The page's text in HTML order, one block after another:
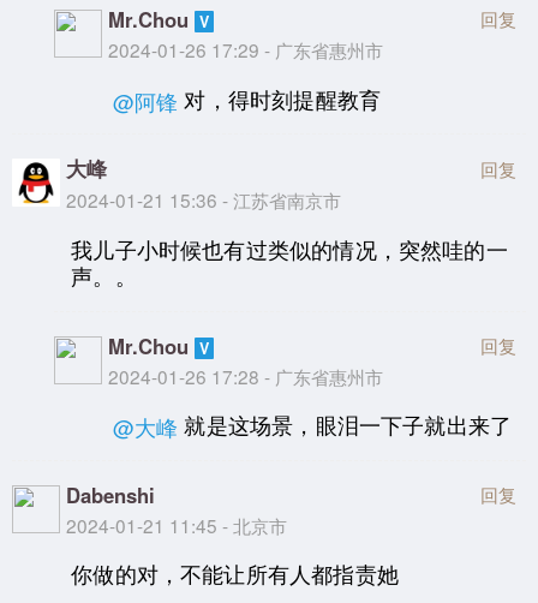
Mr.Chou
2024-01-26 17:29 - 广东省惠州市
回复
@阿锋 对，得时刻提醒教育
大峰
2024-01-21 15:36 - 江苏省南京市
回复
我儿子小时候也有过类似的情况，突然哇的一
声。。
Mr.Chou
2024-01-26 17:28 - 广东省惠州市
回复
@大峰 就是这场景，眼泪一下子就出来了
Dabenshi
2024-01-21 11:45 - 北京市
回复
你做的对，不能让所有人都指责她